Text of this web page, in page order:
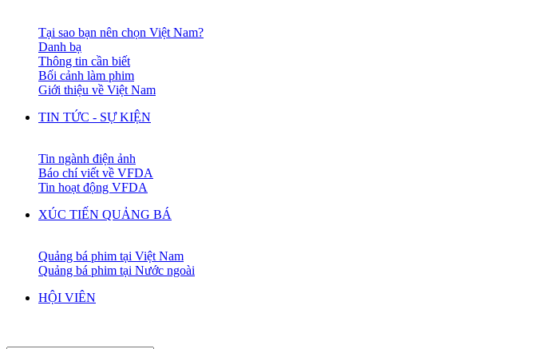
Tại sao bạn nên chọn Việt Nam?
Danh bạ
Thông tin cần biết
Bối cảnh làm phim
Giới thiệu về Việt Nam
TIN TỨC - SỰ KIỆN
Tin ngành điện ảnh
Báo chí viết về VFDA
Tin hoạt động VFDA
XÚC TIẾN QUẢNG BÁ
Quảng bá phim tại Việt Nam
Quảng bá phim tại Nước ngoài
HỘI VIÊN